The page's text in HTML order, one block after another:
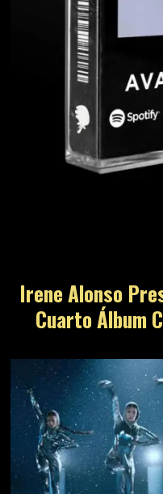
Irene Alonso
Cuarto Álbum